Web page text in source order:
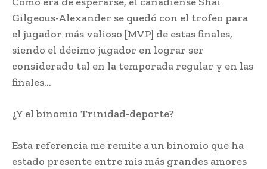
Gilgeous-Alexander se quedó con el trofeo para
el jugador más valioso [MVP] de estas finales,
siendo el décimo jugador en lograr ser
considerado tal en la temporada regular y en las
finales…
¿Y el binomio Trinidad-deporte?
Esta referencia me remite a un binomio que ha
estado presente entre mis más grandes amores